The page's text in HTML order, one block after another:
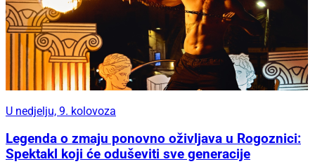
U nedjelju, 9. kolovoza
Legenda o zmaju ponovno oživljava u Rogoznici:
Spektakl koji će oduševiti sve generacije